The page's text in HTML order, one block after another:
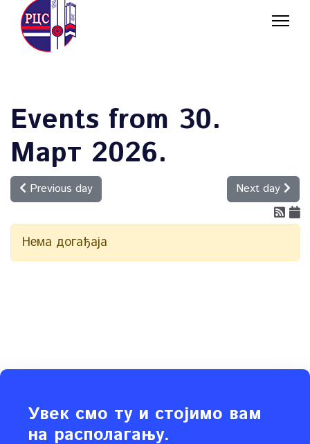
Events from 30.
Март 2026.
Previous day Next day
Нема догађаја
Увек смо ту и стојимо вам
на располагању.